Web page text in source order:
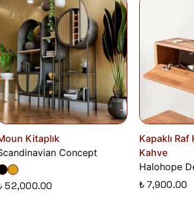
Kitaplık
Concept
52,000.00
Kapaklı Raf
Kahve
Halohope
₺ 7,900.00